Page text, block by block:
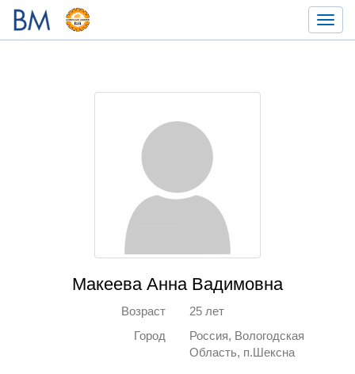
Макеева Анна Вадимовна
Возраст
25 лет
Город
Россия, Вологодская
Область, п.Шексна